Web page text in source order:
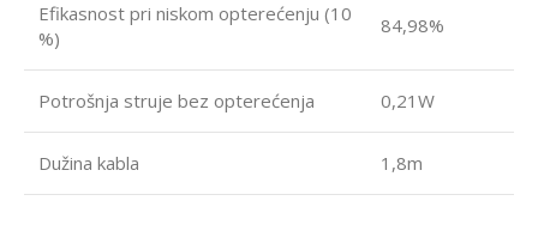
Efikasnost pri niskom opterećenju (10
%)
84,98%
Potrošnja struje bez opterećenja 0,21W
Dužina kabla 1,8m